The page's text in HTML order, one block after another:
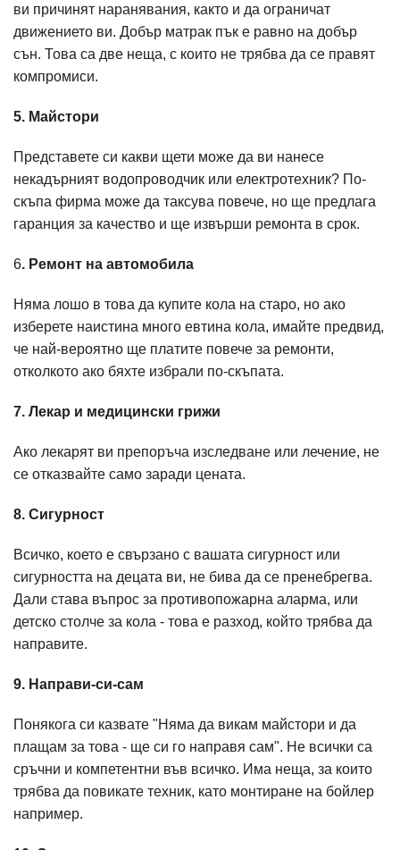
ви причинят наранявания, както и да ограничат
движението ви. Добър матрак пък е равно на добър
сън. Това са две неща, с които не трябва да се правят
компромиси.
5. Майстори
Представете си какви щети може да ви нанесе
некадърният водопроводчик или електротехник? По-
скъпа фирма може да таксува повече, но ще предлага
гаранция за качество и ще извърши ремонта в срок.
6. Ремонт на автомобила
Няма лошо в това да купите кола на старо, но ако
изберете наистина много евтина кола, имайте предвид,
че най-вероятно ще платите повече за ремонти,
отколкото ако бяхте избрали по-скъпата.
7. Лекар и медицински грижи
Ако лекарят ви препоръча изследване или лечение, не
се отказвайте само заради цената.
8. Сигурност
Всичко, което е свързано с вашата сигурност или
сигурността на децата ви, не бива да се пренебрегва.
Дали става въпрос за противопожарна аларма, или
детско столче за кола - това е разход, който трябва да
направите.
9. Направи-си-сам
Понякога си казвате "Няма да викам майстори и да
плащам за това - ще си го направя сам". Не всички са
сръчни и компетентни във всичко. Има неща, за които
трябва да повикате техник, като монтиране на бойлер
например.